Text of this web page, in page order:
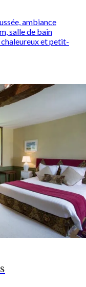
ambiance
salle de bain
et petit-